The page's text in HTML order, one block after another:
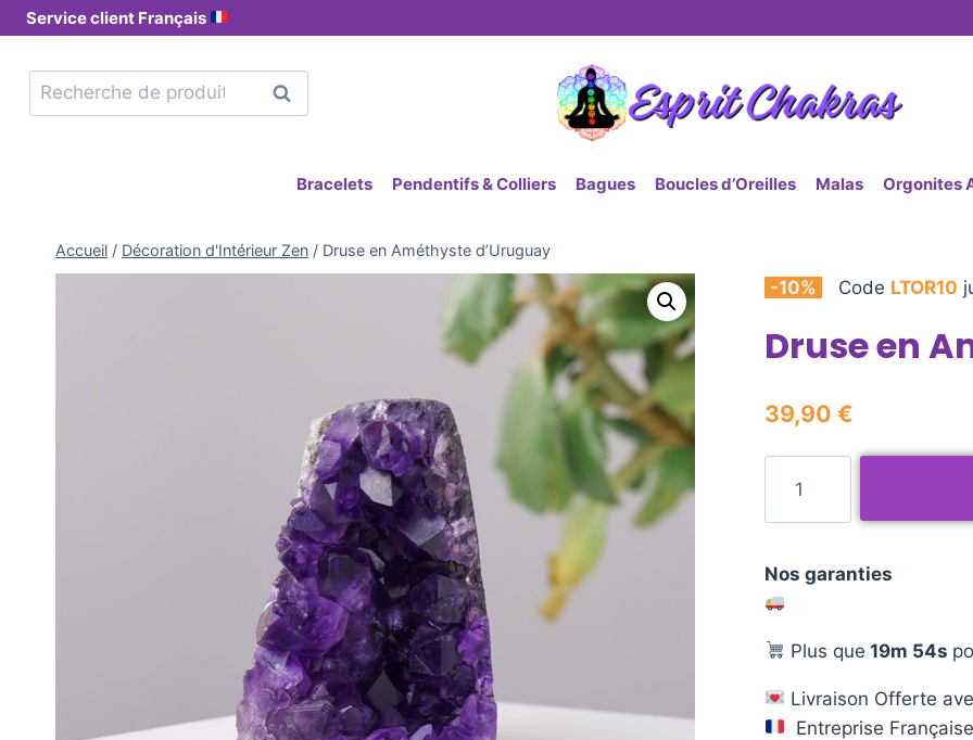
Service client Français
Recherche
Bracelets Pendentifs & Colliers Bagues Boucles d’Oreilles Malas Orgonites
Accueil / Décoration d'Intérieur Zen / Druse en Améthyste d’Uruguay
-10% Code LTOR10
Druse en
39,90 €
Nos garanties
Plus que 19m 53s
Livraison Offerte
Entreprise Française